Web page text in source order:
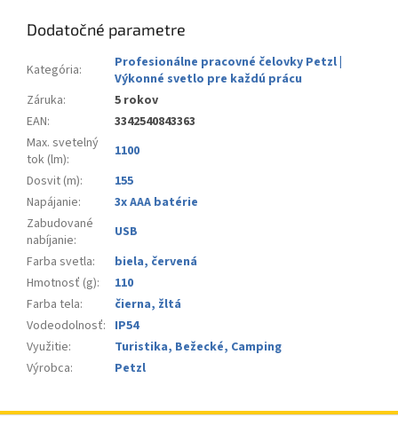
Dodatočné parametre
Kategória:
Profesionálne pracovné čelovky Petzl |
Výkonné svetlo pre každú prácu
Záruka:
5 rokov
EAN:
3342540843363
Max. svetelný
tok (lm):
1100
Dosvit (m):
155
Napájanie:
3x AAA batérie
Zabudované
nabíjanie:
USB
Farba svetla:
biela, červená
Hmotnosť (g):
110
Farba tela:
čierna, žltá
Vodeodolnosť: IP54
Využitie:
Turistika, Bežecké, Camping
Výrobca: Petzl